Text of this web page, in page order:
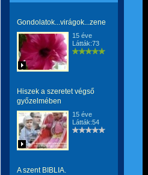
Gondolatok...virágok...zene
15 éve
Látták:73
Hiszek a szeretet végső
győzelmében
15 éve
Látták:54
A szent BIBLIA.